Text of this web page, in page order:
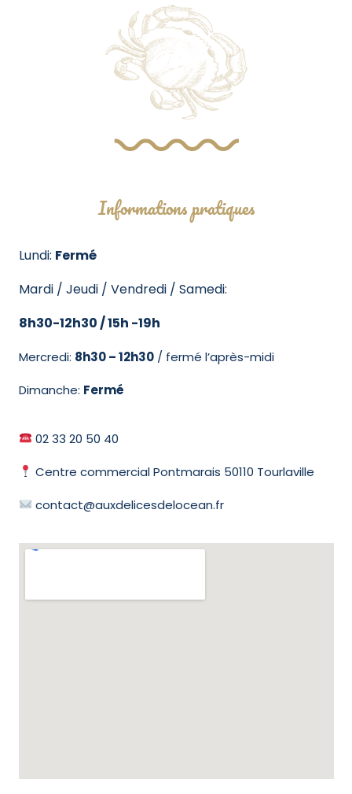
Informations pratiques
Lundi: Fermé
Mardi / Jeudi / Vendredi / Samedi:
8h30-12h30 / 15h -19h
Mercredi: 8h30 – 12h30/ fermé l’après-midi
Dimanche: Fermé
02 33 20 50 40
Centre commercial Pontmarais 50110 Tourlaville
contact@auxdelicesdelocean.fr